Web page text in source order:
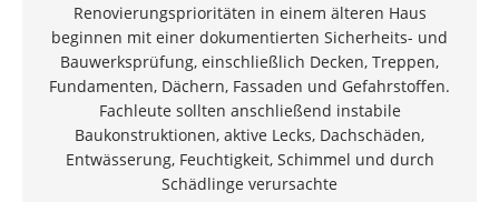
Renovierungsprioritäten in einem älteren Haus
beginnen mit einer dokumentierten Sicherheits- und
Bauwerksprüfung, einschließlich Decken, Treppen,
Fundamenten, Dächern, Fassaden und Gefahrstoffen.
Fachleute sollten anschließend instabile
Baukonstruktionen, aktive Lecks, Dachschäden,
Entwässerung, Feuchtigkeit, Schimmel und durch
Schädlinge verursachte